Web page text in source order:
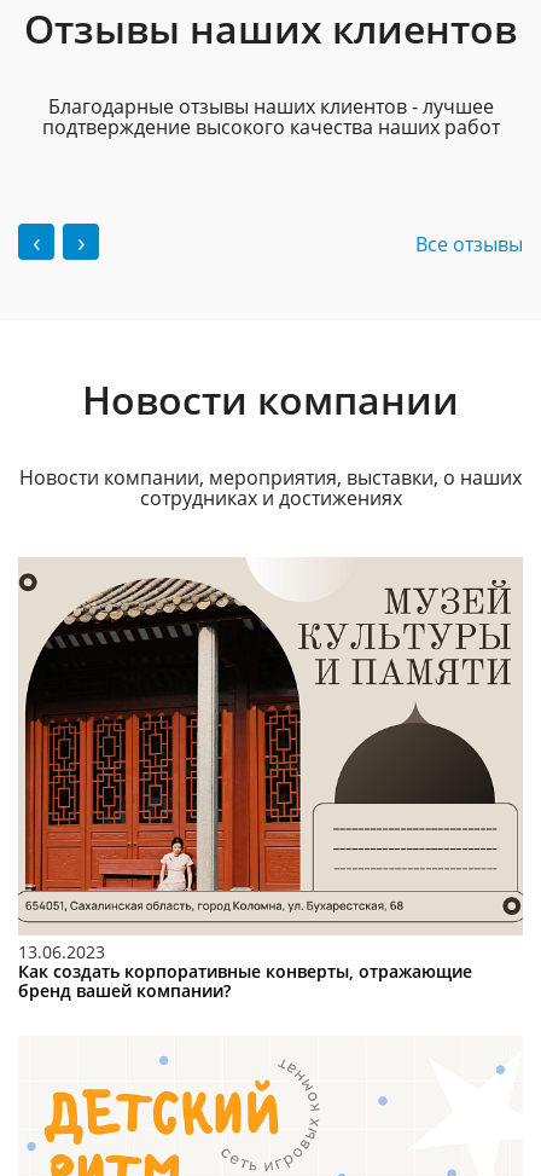
Отзывы наших клиентов
Благодарные отзывы наших клиентов - лучшее
подтверждение высокого качества наших работ
‹ › Все отзывы
Новости компании
Новости компании, мероприятия, выставки, о наших
сотрудниках и достижениях
13.06.2023
Как создать корпоративные конверты, отражающие
бренд вашей компании?